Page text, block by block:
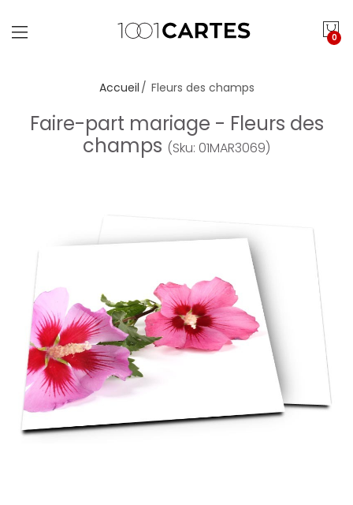
0
Accueil Fleurs des champs
Faire-part mariage - Fleurs des
champs (Sku: 01MAR3069)